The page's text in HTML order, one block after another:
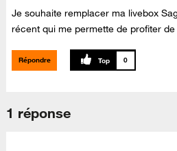
Je souhaite remplacer ma livebox
récent qui me permette de profiter
Répondre 0
1 réponse